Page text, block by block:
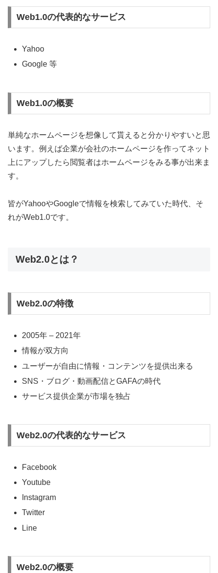
Web1.0の代表的なサービス
Yahoo
Google 等
Web1.0の概要
単純なホームページを想像して貰えると分かりやすいと思
います。例えば企業が会社のホームページを作ってネット
上にアップしたら閲覧者はホームページをみる事が出来ま
す。
皆がYahooやGoogleで情報を検索してみていた時代、そ
れがWeb1.0です。
Web2.0とは？
Web2.0の特徴
2005年 – 2021年
情報が双方向
ユーザーが自由に情報・コンテンツを提供出来る
SNS・ブログ・動画配信とGAFAの時代
サービス提供企業が市場を独占
Web2.0の代表的なサービス
Facebook
Youtube
Instagram
Twitter
Line
Web2.0の概要